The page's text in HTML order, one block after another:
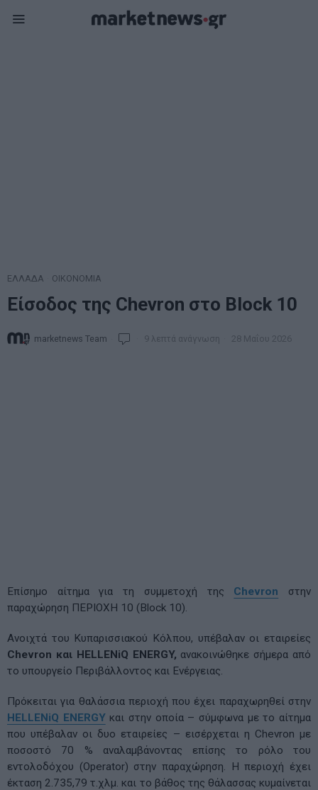
ΕΛΛΑΔΑ ΟΙΚΟΝΟΜΙΑ
Είσοδος της Chevron στο Block 10
marketnews Team 9 λεπτά ανάγνωση 28 Μαΐου 2026
Επίσημο αίτημα για τη συμμετοχή της Chevron στην
παραχώρηση ΠΕΡΙΟΧΗ 10 (Block 10).
Ανοιχτά του Κυπαρισσιακού Κόλπου, υπέβαλαν οι εταιρείες
Chevron και HELLENiQ ENERGY, ανακοινώθηκε σήμερα από
το υπουργείο Περιβάλλοντος και Ενέργειας.
Πρόκειται για θαλάσσια περιοχή που έχει παραχωρηθεί στην
HELLENiQ ENERGYκαι στην οποία – σύμφωνα με το αίτημα
που υπέβαλαν οι δυο εταιρείες – εισέρχεται η Chevron με
ποσοστό 70 % αναλαμβάνοντας επίσης το ρόλο του
εντολοδόχου (Operator) στην παραχώρηση. Η περιοχή έχει
έκταση 2.735,79 τ.χλμ. και το βάθος της θάλασσας κυμαίνεται